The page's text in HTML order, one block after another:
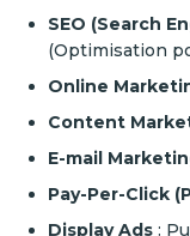
SEO (Search
(Optimisation
Online
Content
E-mail
Pay-Per-Click
Display Ads :